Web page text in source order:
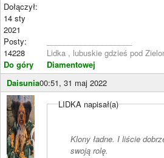
Dołączył:
14 sty
2021
Posty:
14228
Do góry
Lidka , lubuskie gdzieś pod
Diamentowej
Daisunia00:51, 31 maj 2022
LIDKA napisał(a)
Klony ładne. I liście
swoją rolę.